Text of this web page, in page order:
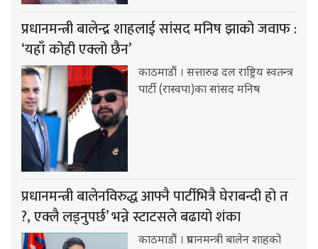
प्रधानमन्त्री बालेन्द्र शाहलाई सांसद मनिष झाको जवाफ :
‘यहाँ कोही एक्लो छैन’
काठमाडौं । सत्तारुढ दल राष्ट्रिय स्वतन्त्र
पार्टी (रास्वपा)का सांसद मनिष
प्रधानमन्त्री बालेनविरुद्ध आफ्नै पार्टीभित्रै घेराबन्दी हो त
?, एक्लै लड्नुपर्छ’ भन्ने स्टाटसले बढायो शंका
काठमाडौं । प्रधानमन्त्री बालेन शाहको